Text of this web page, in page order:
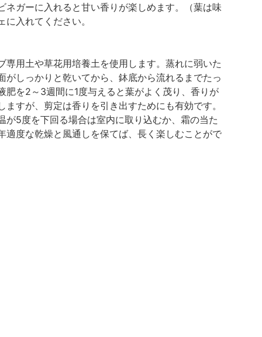
ガーに入れると甘い香りが楽しめます。（葉は味
入れてください。
用土や草花用培養土を使用します。蒸れに弱いた
しっかりと乾いてから、鉢底から流れるまでたっ
を2～3週間に1度与えると葉がよく茂り、香りが
すが、剪定は香りを引き出すためにも有効です。
5度を下回る場合は室内に取り込むか、霜の当た
度な乾燥と風通しを保てば、長く楽しむことがで